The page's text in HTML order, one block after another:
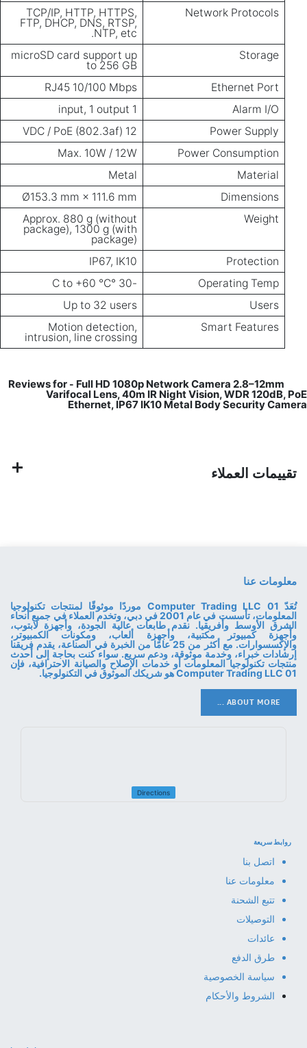
Network Protocols
TCP/IP, HTTP, HTTPS,
FTP, DHCP, DNS, RTSP,
NTP, etc.
Storage
microSD card support up
to 256 GB
Ethernet Port
RJ45 10/100 Mbps
Alarm I/O
1 input, 1 output
Power Supply
12 VDC / PoE (802.3af)
Power Consumption
Max. 10W / 12W
Material
Metal
Dimensions
Ø153.3 mm × 111.6 mm
Weight
Approx. 880 g (without
package), 1300 g (with
package)
Protection
IP67, IK10
Operating Temp
-30 °C to +60 °C
Users
Up to 32 users
Smart Features
Motion detection,
intrusion, line crossing
- Full HD 1080p Network Camera 2.8–12mm
Varifocal Lens, 40m IR Night Vision, WDR 120dB, PoE
Ethernet, IP67 IK10 Metal Body Security Camera
تقييمات العملاء
معلومات عنا
تُعَدّ 01 Computer Trading LLC موردًا موثوقًا لمنتجات تكنولوجيا
المعلومات، تأسست في عام 2001 في دبي، وتخدم العملاء في جميع أنحاء
الشرق الأوسط وأفريقيا. نقدم طابعات عالية الجودة، وأجهزة لابتوب،
وأجهزة كمبيوتر مكتبية، وأجهزة ألعاب، ومكونات الكمبيوتر،
والإكسسوارات. مع أكثر من 25 عامًا من الخبرة في الصناعة، يقدم فريقنا
إرشادات خبراء، وخدمة موثوقة، ودعم سريع. سواء كنت بحاجة إلى أحدث
منتجات تكنولوجيا المعلومات أو خدمات الإصلاح والصيانة الاحترافية، فإن
01 Computer Trading LLC هو شريكك الموثوق في التكنولوجيا.
ABOUT MORE ...
Directions
روابط سريعة
اتصل بنا
معلومات عنا
تتبع الشحنة
التوصيلات
عائدات
طرق الدفع
سياسة الخصوصية
الشروط والأحكام